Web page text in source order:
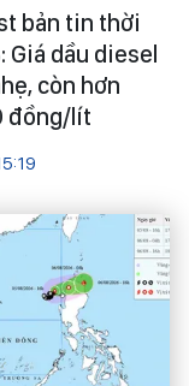
bản tin thời
Giá dầu diesel
còn hơn
đồng/lít